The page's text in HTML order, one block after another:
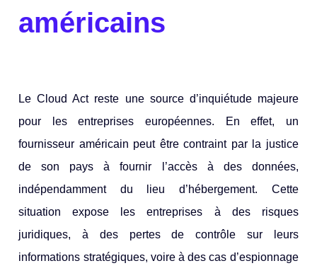
américains
Le Cloud Act reste une source d’inquiétude majeure
pour les entreprises européennes. En effet, un
fournisseur américain peut être contraint par la justice
de son pays à fournir l’accès à des données,
indépendamment du lieu d’hébergement. Cette
situation expose les entreprises à des risques
juridiques, à des pertes de contrôle sur leurs
informations stratégiques, voire à des cas d’espionnage